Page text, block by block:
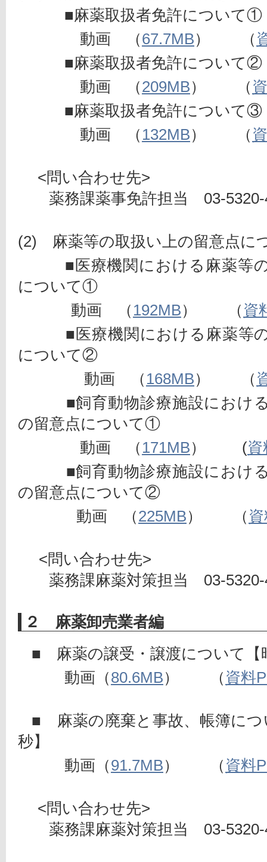
■麻薬取扱者免許について①
動画　（67.7MB）　　（
■麻薬取扱者免許について②
動画　（209MB）　　（
■麻薬取扱者免許について③
動画　（ 132MB）　　（
<問い合わせ先>
薬務課薬事免許担当　03-5320-
(2)　麻薬等の取扱い上の留意点に
■医療機関における 麻薬等
について①
動画　（ 192MB）　　（ 資
■医療機関における麻薬等の
について②
動画　（ 168MB）　　（
■飼育動物診療施設における
の留意点について①
動画　（ 171MB） (資
■飼育動物診療施設における
の留意点について②
動画　（225MB）　　（
<問い合わせ先>
薬務課麻薬対策担当　03-5320-
２ 麻薬卸売業者編
■　麻薬の譲受・譲渡について【
動画（80.6MB）　　（ 資料
■　麻薬の廃棄と事故、帳簿に
秒】
動画（91.7MB）　　（ 資料
<問い合わせ先>
薬務課麻薬対策担当　03-5320-